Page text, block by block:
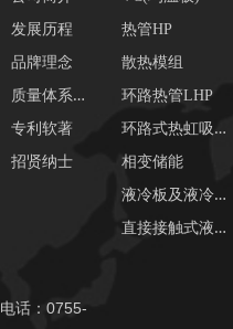
发展历程
品牌理念
质
量体系证书
专利软著
招贤纳士
热管HP
散热模组
环路热管LHP
环
路式热虹吸管LTS
相变储能
液
冷板及液冷系统
直
接接触式液冷
电话：0755-